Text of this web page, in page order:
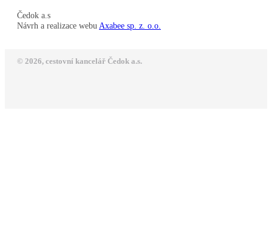
Čedok a.s
Návrh a realizace webu Axabee sp. z. o.o.
© 2026, cestovní kancelář Čedok a.s.